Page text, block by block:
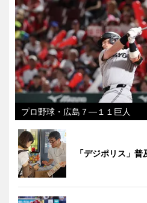
プロ野球・広島７―１１巨人
「デジポリス」